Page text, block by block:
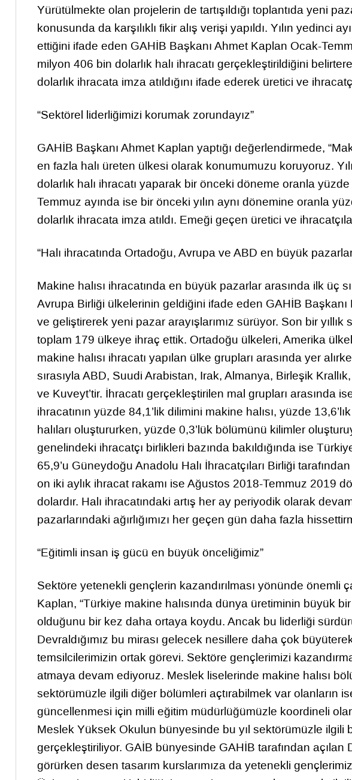
Yürütülmekte olan projelerin de tartışıldığı toplantıda yeni
konusunda da karşılıklı fikir alış verişi yapıldı. Yılın yedinci
ettiğini ifade eden GAHİB Başkanı Ahmet Kaplan Ocak-
milyon 406 bin dolarlık halı ihracatı gerçekleştirildiğini
dolarlık ihracata imza atıldığını ifade ederek üretici ve
“Sektörel liderliğimizi korumak zorundayız”
GAHİB Başkanı Ahmet Kaplan yaptığı değerlendirmede,
en fazla halı üreten ülkesi olarak konumumuzu koruyoruz.
dolarlık halı ihracatı yaparak bir önceki döneme oranla yüzde
Temmuz ayında ise bir önceki yılın aynı dönemine oranla
dolarlık ihracata imza atıldı. Emeği geçen üretici ve
“Halı ihracatında Ortadoğu, Avrupa ve ABD en büyük
Makine halısı ihracatında en büyük pazarlar arasında ilk üç
Avrupa Birliği ülkelerinin geldiğini ifade eden GAHİB Başkanı
ve geliştirerek yeni pazar arayışlarımız sürüyor. Son bir yıllık
toplam 179 ülkeye ihraç ettik. Ortadoğu ülkeleri, Amerika
makine halısı ihracatı yapılan ülke grupları arasında yer
sırasıyla ABD, Suudi Arabistan, Irak, Almanya, Birleşik
ve Kuveyt’tir. İhracatı gerçekleştirilen mal grupları arasında
ihracatının yüzde 84,1’lik dilimini makine halısı, yüzde
halıları oluştururken, yüzde 0,3’lük bölümünü kilimler
genelindeki ihracatçı birlikleri bazında bakıldığında ise
65,9’u Güneydoğu Anadolu Halı İhracatçıları Birliği
on iki aylık ihracat rakamı ise Ağustos 2018-Temmuz 2019
dolardır. Halı ihracatındaki artış her ay periyodik olarak
pazarlarındaki ağırlığımızı her geçen gün daha fazla
“Eğitimli insan iş gücü en büyük önceliğimiz”
Sektöre yetenekli gençlerin kazandırılması yönünde önemli
Kaplan, “Türkiye makine halısında dünya üretiminin büyük
olduğunu bir kez daha ortaya koydu. Ancak bu liderliği
Devraldığımız bu mirası gelecek nesillere daha çok
temsilcilerimizin ortak görevi. Sektöre gençlerimizi
atmaya devam ediyoruz. Meslek liselerinde makine halısı
sektörümüzle ilgili diğer bölümleri açtırabilmek var olanların
güncellenmesi için milli eğitim müdürlüğümüzle koordineli
Meslek Yüksek Okulun bünyesinde bu yıl sektörümüzle ilgili
gerçekleştiriliyor. GAİB bünyesinde GAHİB tarafından açılan
görürken desen tasarım kurslarımıza da yetenekli